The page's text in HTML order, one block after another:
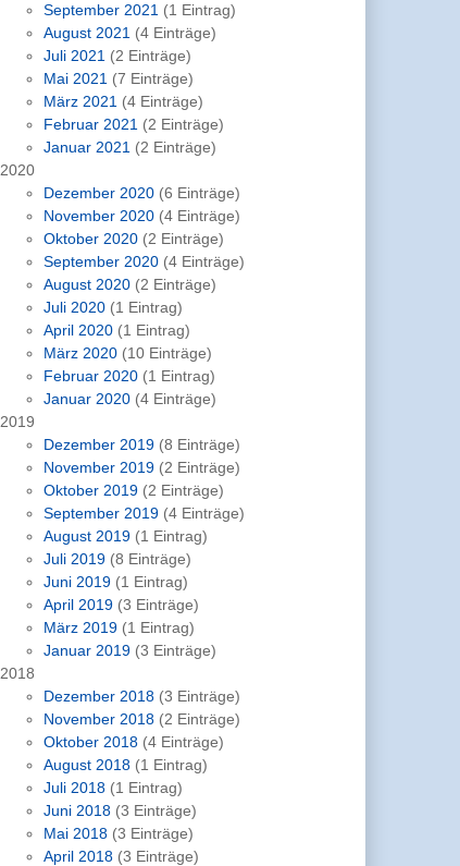
September 2021 (1 Eintrag)
August 2021 (4 Einträge)
Juli 2021 (2 Einträge)
Mai 2021 (7 Einträge)
März 2021 (4 Einträge)
Februar 2021 (2 Einträge)
Januar 2021 (2 Einträge)
2020
Dezember 2020 (6 Einträge)
November 2020 (4 Einträge)
Oktober 2020 (2 Einträge)
September 2020 (4 Einträge)
August 2020 (2 Einträge)
Juli 2020 (1 Eintrag)
April 2020 (1 Eintrag)
März 2020 (10 Einträge)
Februar 2020 (1 Eintrag)
Januar 2020 (4 Einträge)
2019
Dezember 2019 (8 Einträge)
November 2019 (2 Einträge)
Oktober 2019 (2 Einträge)
September 2019 (4 Einträge)
August 2019 (1 Eintrag)
Juli 2019 (8 Einträge)
Juni 2019 (1 Eintrag)
April 2019 (3 Einträge)
März 2019 (1 Eintrag)
Januar 2019 (3 Einträge)
2018
Dezember 2018 (3 Einträge)
November 2018 (2 Einträge)
Oktober 2018 (4 Einträge)
August 2018 (1 Eintrag)
Juli 2018 (1 Eintrag)
Juni 2018 (3 Einträge)
Mai 2018 (3 Einträge)
April 2018 (3 Einträge)